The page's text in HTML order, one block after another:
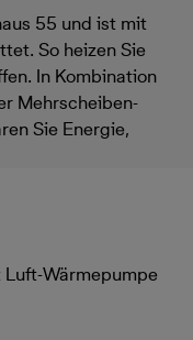
55 und ist mit
So heizen Sie
In Kombination
Mehrscheiben-
Sie Energie,
Luft-Wärmepumpe